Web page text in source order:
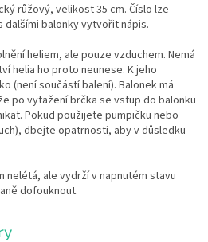
růžový, velikost 35 cm. Číslo lze
dalšími balonky vytvořit nápis.
heliem, ale pouze vzduchem. Nemá
helia ho proto neunese. K jeho
(není součástí balení). Balonek má
po vytažení brčka se vstup do balonku
Pokud použijete pumpičku nebo
dbejte opatrnosti, aby v důsledku
nelétá, ale vydrží v napnutém stavu
dofouknout.